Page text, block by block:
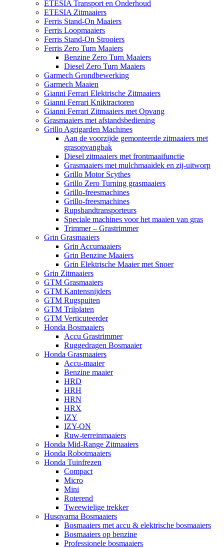
ETESIA Transport en Onderhoud
ETESIA Zitmaaiers
Ferris Stand-On Maaiers
Ferris Loopmaaiers
Ferris Stand-On Strooiers
Ferris Zero Turn Maaiers
Benzine Zero Turn Maaiers
Diesel Zero Turn Maaiers
Garmech Grondbewerking
Garmech Maaien
Gianni Ferrari Elektrische Zitmaaiers
Gianni Ferrari Kniktractoren
Gianni Ferrari Zitmaaiers met Opvang
Grasmaaiers met afstandsbediening
Grillo Agrigarden Machines
Aan de voorzijde gemonteerde zitmaaiers met
grasopvangbak
Diesel zitmaaiers met frontmaaifunctie
Grasmaaiers met mulchmaaidek en zij-uitworp
Grillo Motor Scythes
Grillo Zero Turning grasmaaiers
Grillo-freesmachines
Grillo-freesmachines
Rupsbandtransporteurs
Speciale machines voor het maaien van gras
Trimmer – Grastrimmer
Grin Grasmaaiers
Grin Accumaaiers
Grin Benzine Maaiers
Grin Elektrische Maaier met Snoer
Grin Zitmaaiers
GTM Grasmaaiers
GTM Kantensnijders
GTM Rugspuiten
GTM Trilplaten
GTM Verticuteerder
Honda Bosmaaiers
Accu Grastrimmer
Ruggedragen Bosmaaier
Honda Grasmaaiers
Accu-maaier
Benzine maaier
HRD
HRH
HRN
HRX
IZY
IZY-ON
Ruw-terreinmaaiers
Honda Mid-Range Zitmaaiers
Honda Robotmaaiers
Honda Tuinfrezen
Compact
Micro
Mini
Roterend
Tweewielige trekker
Husqvarna Bosmaaiers
Bosmaaiers met accu & elektrische bosmaaiers
Bosmaaiers op benzine
Professionele bosmaaiers